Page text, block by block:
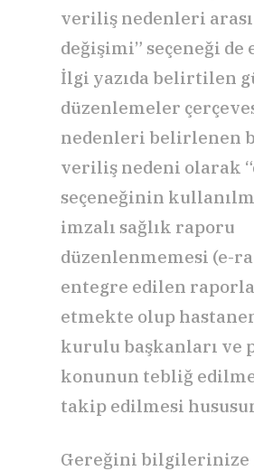
veriliş nedenleri
değişimi” seçeneği
İlgi yazıda belirtilen
düzenlemeler
nedenleri belirlenen
veriliş nedeni olarak
seçeneğinin
imzalı sağlık raporu
düzenlenmemesi (e-
entegre edilen
etmekte olup
kurulu başkanları ve
konunun tebliğ
takip edilmesi
Gereğini bilgilerinize